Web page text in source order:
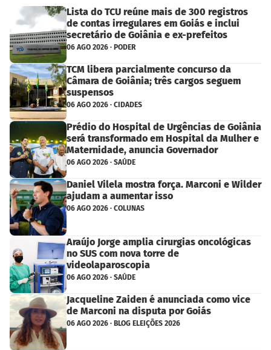
Lista do TCU reúne mais de 300 registros
de contas irregulares em Goiás e inclui
secretário de Goiânia e ex-prefeitos
06 AGO 2026 · PODER
TCM libera parcialmente concurso da
Câmara de Goiânia; três cargos seguem
suspensos
06 AGO 2026 · CIDADES
Prédio do Hospital de Urgências de Goiânia
será transformado em Hospital da Mulher e
Maternidade, anuncia Governador
06 AGO 2026 · SAÚDE
Daniel Vilela mostra força. Marconi e Wilder
ajudam a aumentar isso
06 AGO 2026 · COLUNAS
Araújo Jorge amplia cirurgias oncológicas
no SUS com nova torre de
videolaparoscopia
06 AGO 2026 · SAÚDE
Jacqueline Zaiden é anunciada como vice
de Marconi na disputa por Goiás
06 AGO 2026 · BLOG ELEIÇÕES 2026